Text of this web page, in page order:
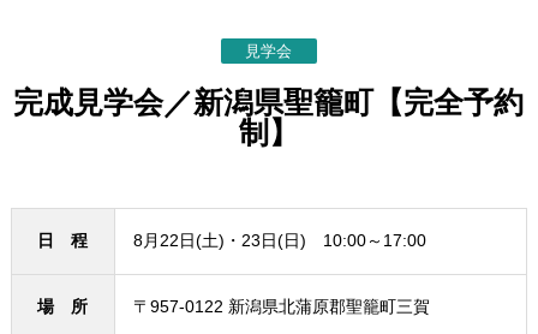
見学会
完成見学会／新潟県聖籠町【完全予約
制】
日 程 8月22日(土)・23日(日) 10:00～17:00
場 所 〒957-0122 新潟県北蒲原郡聖籠町三賀